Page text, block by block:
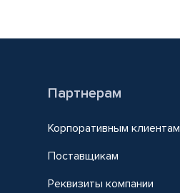
Партнерам
Корпоративным клиентам
Поставщикам
Реквизиты компании